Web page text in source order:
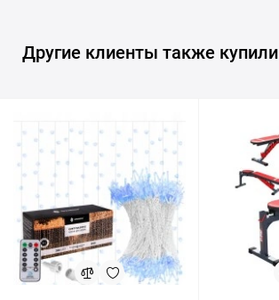
Другие клиенты также купили